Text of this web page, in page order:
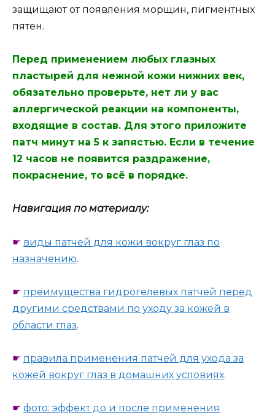
защищают от появления морщин, пигментных
пятен.
Перед применением любых глазных
пластырей для нежной кожи нижних век,
обязательно проверьте, нет ли у вас
аллергической реакции на компоненты,
входящие в состав. Для этого приложите
патч минут на 5 к запястью. Если в течение
12 часов не появится раздражение,
покраснение, то всё в порядке.
Навигация по материалу:
☛ виды патчей для кожи вокруг глаз по
назначению.
☛ преимущества гидрогелевых патчей перед
другими средствами по уходу за кожей в
области глаз.
☛ правила применения патчей для ухода за
кожей вокруг глаз в домашних условиях.
☛ фото: эффект до и после применения